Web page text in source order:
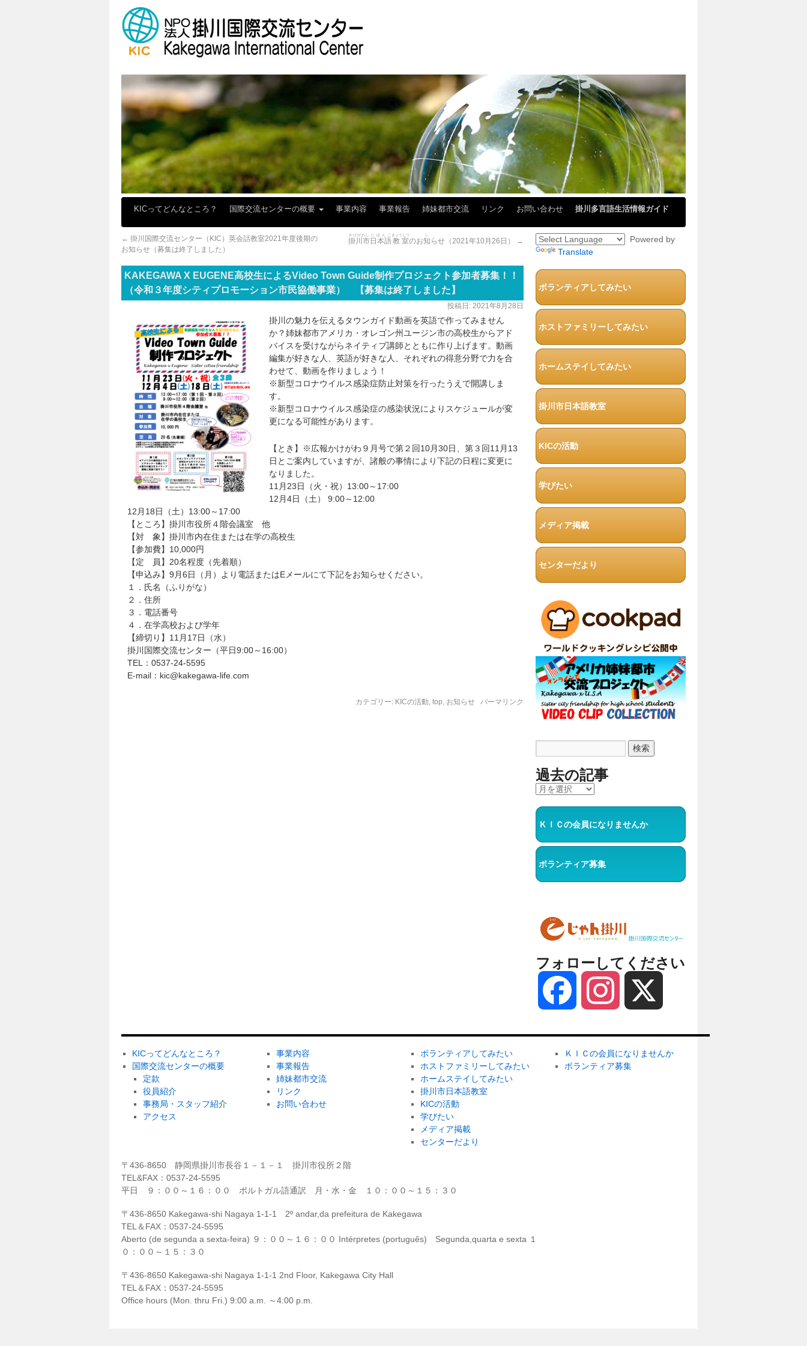
KICってどんなところ？ 国際交流センターの概要 事業内容 事業報告 姉妹都市交流 リンク お問い合わせ 掛川多言語生活情報ガイド
← 掛川国際交流センター（KIC）英会話教室2021年度後期の
お知らせ（募集は終了しました）
掛川市
かけがわし
日本語
にほんご
教室
きょうしつ
のお知
し
らせ（2021年10月26日） →
KAKEGAWA X EUGENE高校生によるVideo Town Guide制作プロジェクト参加者募集！！
（令和３年度シティプロモーション市民協働事業） 【募集は終了しました】
投稿日: 2021年8月28日
掛川の魅力を伝えるタウンガイド動画を英語で作ってみません
か？姉妹都市アメリカ・オレゴン州ユージン市の高校生からアド
バイスを受けながらネイティブ講師とともに作り上げます。動画
編集が好きな人、英語が好きな人、それぞれの得意分野で力を合
わせて、動画を作りましょう！
※新型コロナウイルス感染症防止対策を行ったうえで開講しま
す。
※新型コロナウイルス感染症の感染状況によりスケジュールが変
更になる可能性があります。
【とき】※広報かけがわ９月号で第２回10月30日、第３回11月13
日とご案内していますが、諸般の事情により下記の日程に変更に
なりました。
11月23日（火・祝）13:00～17:00
12月4日（土） 9:00～12:00
12月18日（土）13:00～17:00
【ところ】掛川市役所４階会議室 他
【対 象】掛川市内在住または在学の高校生
【参加費】10,000円
【定 員】20名程度（先着順）
【申込み】9月6日（月）より電話またはEメールにて下記をお知らせください。
１．氏名（ふりがな）
２．住所
３．電話番号
４．在学高校および学年
【締切り】11月17日（水）
掛川国際交流センター（平日9:00～16:00）
TEL：0537-24-5595
E-mail：kic@kakegawa-life.com
カテゴリー: KICの活動, top, お知らせ パーマリンク
Powered by
Translate
ボランティアしてみたい
ホストファミリーしてみたい
ホームステイしてみたい
掛川市日本語教室
KICの活動
学びたい
メディア掲載
センターだより
過去の記事
ＫＩＣの会員になりませんか
ボランティア募集
フォローしてください
Facebook Instagram
KICってどんなところ？
国際交流センターの概要
定款
役員紹介
事務局・スタッフ紹介
アクセス
事業内容
事業報告
姉妹都市交流
リンク
お問い合わせ
ボランティアしてみたい
ホストファミリーしてみたい
ホームステイしてみたい
掛川市日本語教室
KICの活動
学びたい
メディア掲載
センターだより
ＫＩＣの会員になりませんか
ボランティア募集
〒436-8650 静岡県掛川市長谷１－１－１ 掛川市役所２階
TEL&FAX：0537-24-5595
平日 ９：００～１６：００ ポルトガル語通訳 月・水・金 １０：００～１５：３０
〒436-8650 Kakegawa-shi Nagaya 1-1-1 2º andar,da prefeitura de Kakegawa
TEL＆FAX：0537-24-5595
Aberto (de segunda a sexta-feira) ９：００～１６：００ Intérpretes (português) Segunda,quarta e sexta １
０：００～１５：３０
〒436-8650 Kakegawa-shi Nagaya 1-1-1 2nd Floor, Kakegawa City Hall
TEL＆FAX：0537-24-5595
Office hours (Mon. thru Fri.) 9:00 a.m. ～4:00 p.m.